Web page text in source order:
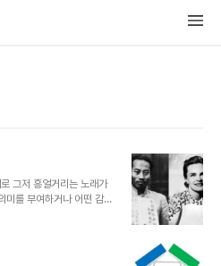
그저 흥얼거리는 노래가
미를 부여하거나 어떤 감정
살아가는 우리들 대다수가
포스터 스노우)의『아리
락)를 통해 님웨일즈가 집